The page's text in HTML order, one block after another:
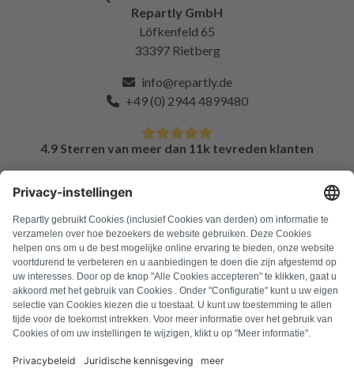
Repartly GmbH
Löfkenfeld 65
33397 Rietberg
info@repartly.de
+49 (0) 2944 4899480
4.9 Sterren van meer dan 11k tevreden klanten
FAQ
Alle foutcodes
Over ons
Druk op
Colofon
Algemene voorwaarden